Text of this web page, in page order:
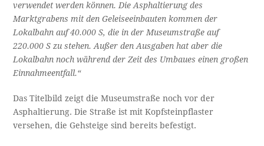
verwendet werden können. Die Asphaltierung des
Marktgrabens mit den Geleiseeinbauten kommen der
Lokalbahn auf 40.000 S, die in der Museumstraße auf
220.000 S zu stehen. Außer den Ausgaben hat aber die
Lokalbahn noch während der Zeit des Umbaues einen großen
Einnahmeentfall.“
Das Titelbild zeigt die Museumstraße noch vor der
Asphaltierung. Die Straße ist mit Kopfsteinpflaster
versehen, die Gehsteige sind bereits befestigt.